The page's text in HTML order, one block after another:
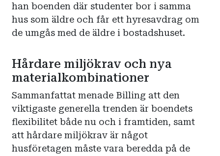
han boenden där studenter bor i samma
hus som äldre och får ett hyresavdrag om
de umgås med de äldre i bostadshuset.
Hårdare miljökrav och nya
materialkombinationer
Sammanfattat menade Billing att den
viktigaste generella trenden är boendets
flexibilitet både nu och i framtiden, samt
att hårdare miljökrav är något
husföretagen måste vara beredda på de